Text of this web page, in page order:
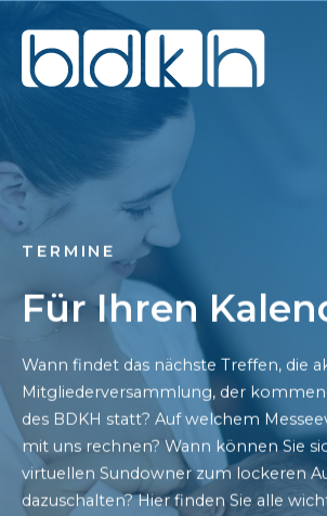
TERMINE
Für Ihren
Wann findet das nächste Treffen, die
Mitgliederversammlung, der
des BDKH statt? Auf welchem
mit uns rechnen? Wann können Sie
virtuellen Sundowner zum lockeren
dazuschalten? Hier finden Sie alle